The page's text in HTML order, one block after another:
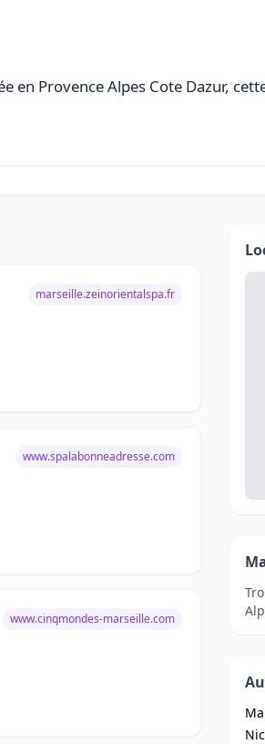
en Provence Alpes Cote Dazur,
marseille.zeinorientalspa.fr
www.spalabonneadresse.com
www.cinqmondes-marseille.com